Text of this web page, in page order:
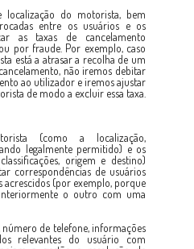
localização do motorista, bem
entre os usuários e os
as taxas de cancelamento
por fraude. Por exemplo, caso
está a atrasar a recolha de um
não iremos debitar
ao utilizador e iremos ajustar
de modo a excluir essa taxa.
(como a localização,
legalmente permitido) e os
origem e destino)
correspondências de usuários
acrescidos (por exemplo, porque
o outro com uma
de telefone, informações
relevantes do usuário com